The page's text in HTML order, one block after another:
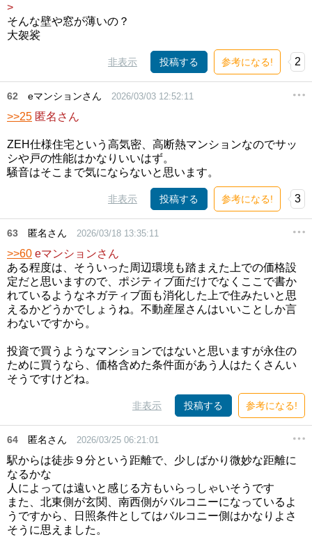
>
そんな壁や窓が薄いの？
大袈裟
非表示 投稿する 参考になる! 2
62 eマンションさん 2026/03/03 12:52:11
>>25 匿名さん
ZEH仕様住宅という高気密、高断熱マンションなのでサッ
シや戸の性能はかなりいいはず。
騒音はそこまで気にならないと思います。
非表示 投稿する 参考になる! 3
63 匿名さん 2026/03/18 13:35:11
>>60 eマンションさん
ある程度は、そういった周辺環境も踏まえた上での価格設
定だと思いますので、ポジティブ面だけでなくここで書か
れているようなネガティブ面も消化した上で住みたいと思
えるかどうかでしょうね。不動産屋さんはいいことしか言
わないですから。
投資で買うようなマンションではないと思いますが永住の
ために買うなら、価格含めた条件面があう人はたくさんい
そうですけどね。
非表示 投稿する 参考になる!
64 匿名さん 2026/03/25 06:21:01
駅からは徒歩９分という距離で、少しばかり微妙な距離に
なるかな
人によっては遠いと感じる方もいらっしゃいそうです
また、北東側が玄関、南西側がバルコニーになっているよ
うですから、日照条件としてはバルコニー側はかなりよさ
そうに思えました。